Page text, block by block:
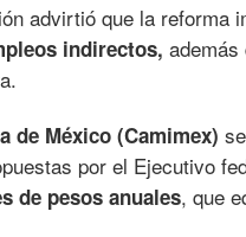
advirtió que la reforma
indirectos,
de México (Camimex)
por el Ejecutivo
de pesos anuales, que